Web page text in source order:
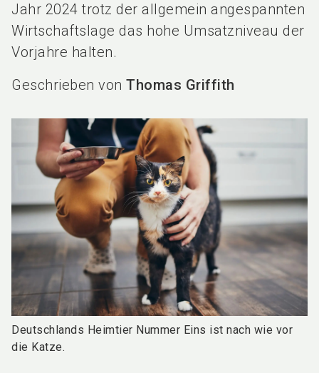
Jahr 2024 trotz der allgemein angespannten
Wirtschaftslage das hohe Umsatzniveau der
Vorjahre halten.
Geschrieben von Thomas Griffith
Deutschlands Heimtier Nummer Eins ist nach wie vor
die Katze.